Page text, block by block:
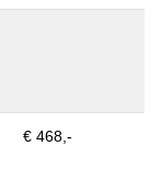
€ 468,-